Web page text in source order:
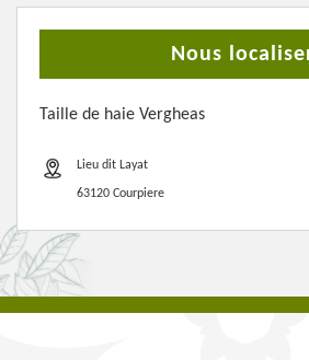
Nous
Taille de haie Vergheas
Lieu dit Layat
63120 Courpiere